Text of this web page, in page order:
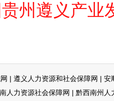
州遵义产
| 遵义人力资源和社会保障网 | 安
人力资源社会保障网 | 黔西南州人